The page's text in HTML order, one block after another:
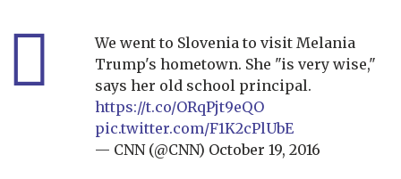
We went to Slovenia to visit Melania
Trump's hometown. She "is very wise,"
says her old school principal.
https://t.co/ORqPjt9eQO
pic.twitter.com/F1K2cPlUbE
— CNN (@CNN) October 19, 2016